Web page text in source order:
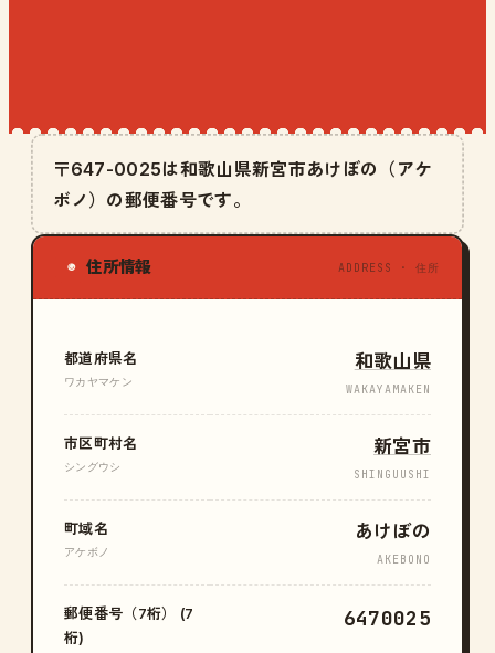
〒647-0025は和歌山県新宮市あけぼの（アケ
ボノ）の郵便番号です。
◉ 住所情報 ADDRESS · 住所
都道府県名
ワカヤマケン
和歌山県
WAKAYAMAKEN
市区町村名
シングウシ
新宮市
SHINGUUSHI
町域名
アケボノ
あけぼの
AKEBONO
郵便番号（7桁） (7
桁)
6470025